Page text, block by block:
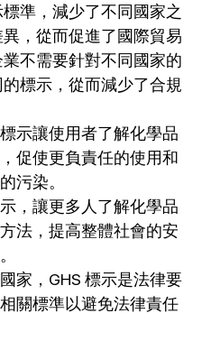
準，減少了不同國家之
，從而促進了國際貿易
不需要針對不同國家的
標示，從而減少了合規
標示讓使用者了解化學品
促使更負責任的使用和
污染。
示，讓更多人了解化學品
法，提高整體社會的安
家，GHS 標示是法律要
關標準以避免法律責任